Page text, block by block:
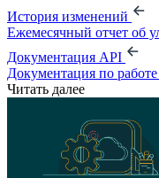
История изменений
Ежемесячный отчет об
Документация API
Документация по
Читать далее